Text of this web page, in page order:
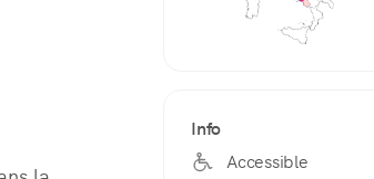
Info
Accessible